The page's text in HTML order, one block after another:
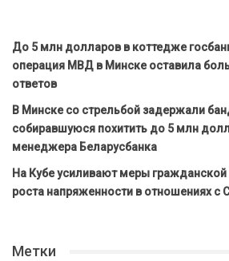
До 5 млн долларов в коттедже
операция МВД в Минске оставила
ответов
В Минске со стрельбой задержали
собиравшуюся похитить до 5 млн
менеджера Беларусбанка
На Кубе усиливают меры
роста напряженности в отношениях с
Метки